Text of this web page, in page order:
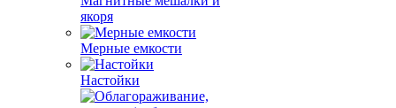
якоря
Мерные емкости
Настойки